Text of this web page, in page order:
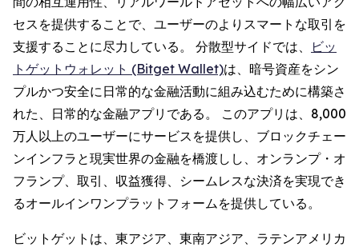
セスを提供することで、ユーザーのよりスマートな取引を
支援することに尽力している。 分散型サイドでは、
ビッ
トゲットウォレット (Bitget Wallet)は、暗号資産をシン
プルかつ安全に日常的な金融活動に組み込むために構築さ
れた、日常的な金融アプリである。 このアプリは、8,000
万人以上のユーザーにサービスを提供し、ブロックチェー
ンインフラと現実世界の金融を橋渡しし、オンランプ・オ
フランプ、取引、収益獲得、シームレスな決済を実現でき
るオールインワンプラットフォームを提供している。
ビットゲットは、東アジア、東南アジア、ラテンアメリカ